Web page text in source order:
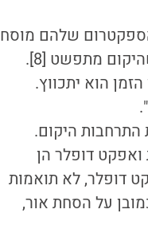
הספקטרום שלהם מוסח
מתפשט [8].
הוא יתכווץ.
התרחבות היקום.
דופלר הן
דופלר, לא תואמות
על הסחת אור,